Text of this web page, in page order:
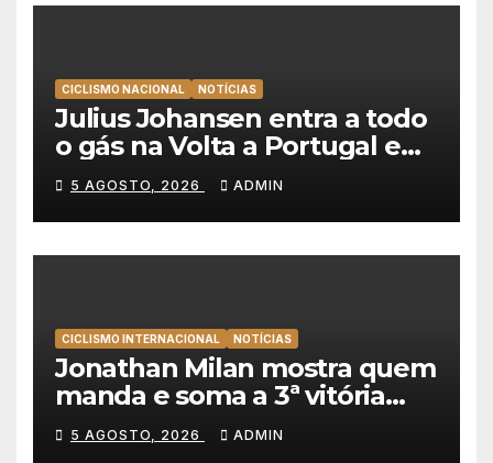
CICLISMO NACIONAL NOTÍCIAS
Julius Johansen entra a todo
o gás na Volta a Portugal e
lidera dobradinha da UAE
Team Emirates em Lisboa
5 AGOSTO, 2026 ADMIN
CICLISMO INTERNACIONAL NOTÍCIAS
Jonathan Milan mostra quem
manda e soma a 3ª vitória
consecutiva na Volta a
Polónia
5 AGOSTO, 2026 ADMIN